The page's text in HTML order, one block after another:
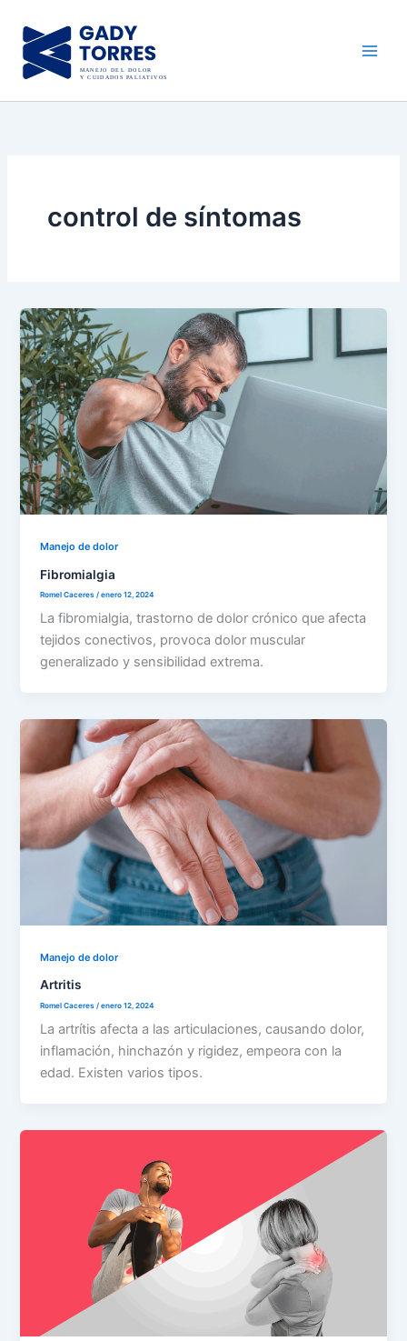
contenido
control de síntomas
Manejo de dolor
Fibromialgia
Romel Caceres/enero 12, 2024
La fibromialgia, trastorno de dolor crónico que afecta
tejidos conectivos, provoca dolor muscular
generalizado y sensibilidad extrema.
Manejo de dolor
Artritis
Romel Caceres/enero 12, 2024
La artrítis afecta a las articulaciones, causando dolor,
inflamación, hinchazón y rigidez, empeora con la
edad. Existen varios tipos.